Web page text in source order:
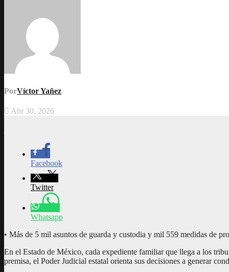
PorVíctor Yañez
Abr 30, 2026
Facebook
Twitter
Whatsapp
• Más de 5 mil asuntos de guarda y custodia y mil 559 medidas de
En el Estado de México, cada expediente familiar que llega a los
premisa, el Poder Judicial estatal orienta sus decisiones a generar